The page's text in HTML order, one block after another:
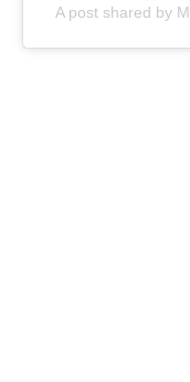
A post shared by